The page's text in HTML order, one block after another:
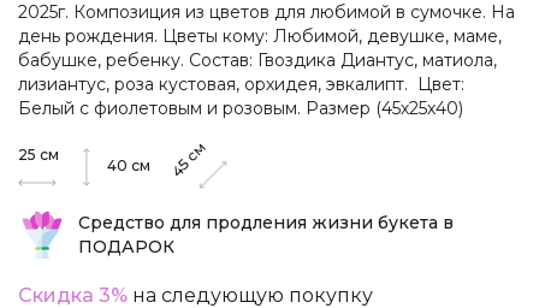
2025г. Композиция из цветов для любимой в сумочке. На
день рождения. Цветы кому: Любимой, девушке, маме,
бабушке, ребенку. Состав: Гвоздика Диантус, матиола,
лизиантус, роза кустовая, орхидея, эвкалипт. Цвет:
Белый с фиолетовым и розовым. Размер (45х25х40)
25 см
40 см 45
см
Средство для продления жизни букета в
ПОДАРОК
Скидка 3% на следующую покупку